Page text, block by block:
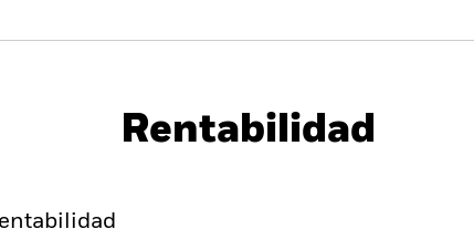
Download
Rentabilidad